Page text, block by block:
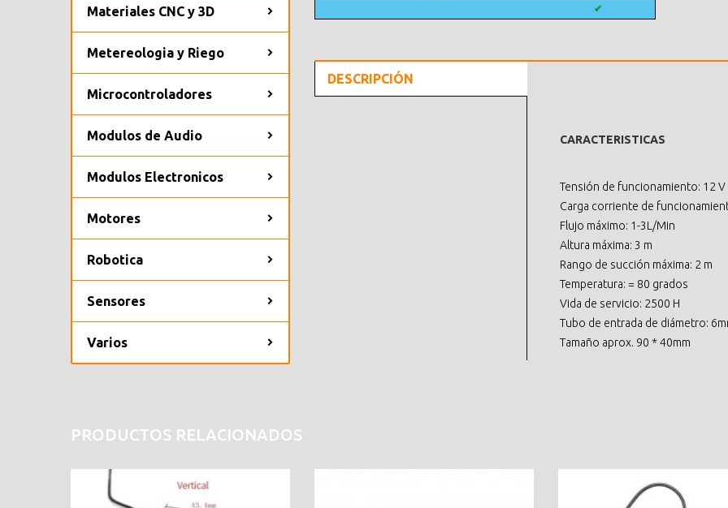
Materiales CNC y 3D
Metereologia y Riego
Microcontroladores
Modulos de Audio
Modulos Electronicos
Motores
Robotica
Sensores
Varios
✔
DESCRIPCIÓN
CARACTERISTICAS
Tensión de funcionamiento: 12 V
Carga corriente de
Flujo máximo: 1-3L/Min
Altura máxima: 3 m
Rango de succión máxima: 2 m
Temperatura: = 80 grados
Vida de servicio: 2500 H
Tubo de entrada de diámetro:
Tamaño aprox. 90 * 40mm
PRODUCTOS RELACIONADOS